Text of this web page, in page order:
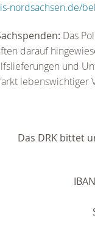
nordsachsen.de/
Das
darauf
und
lebenswichtiger
Das DRK bittet